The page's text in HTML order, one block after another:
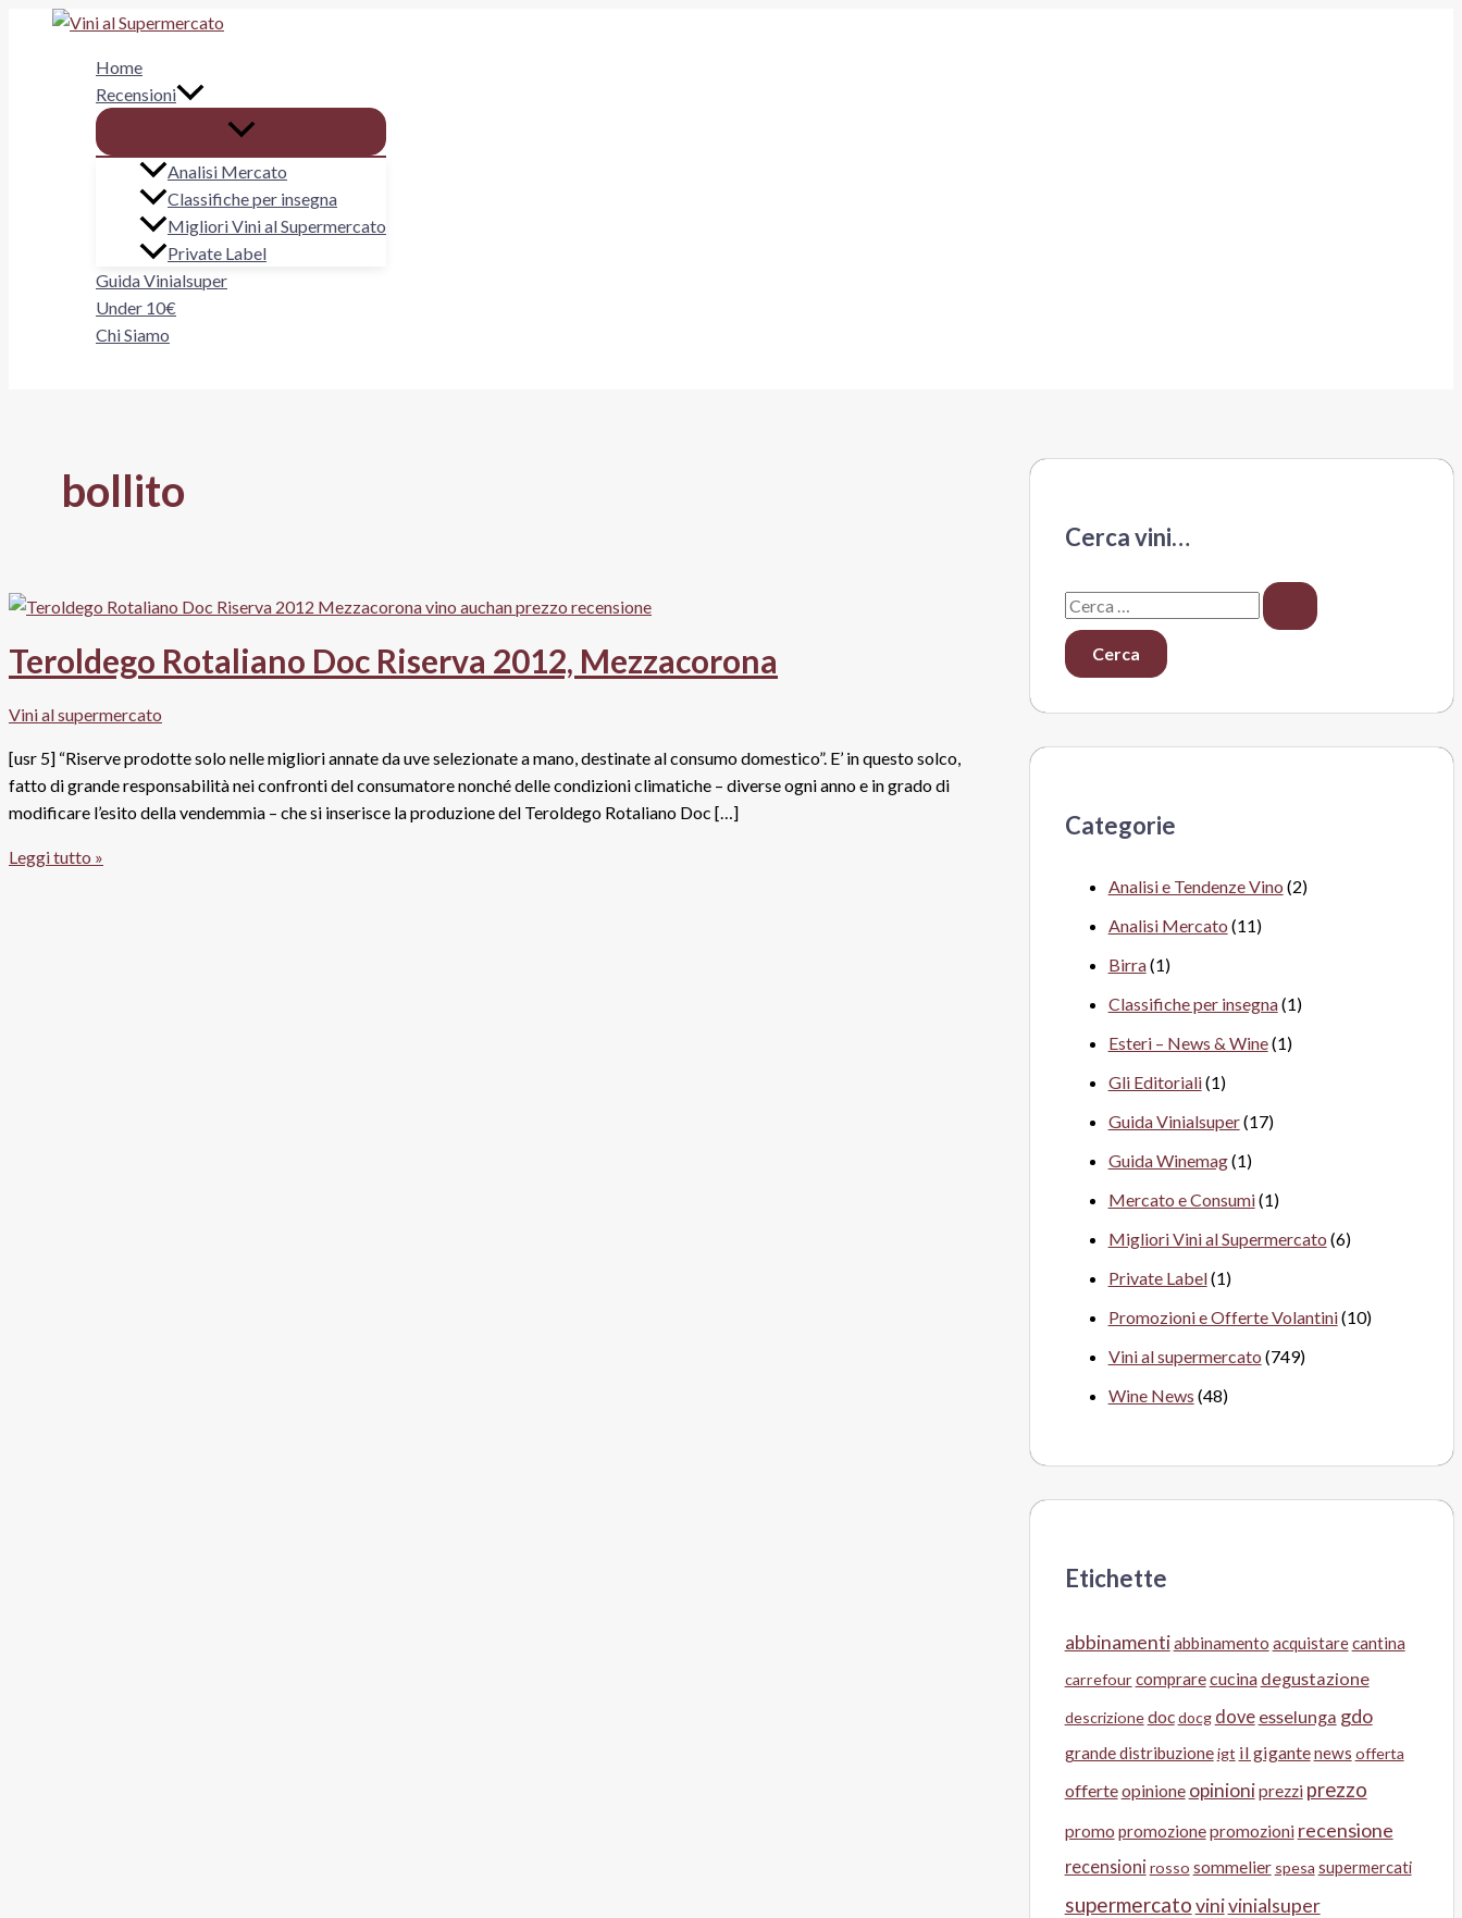
Home
Recensioni
Analisi Mercato
Classifiche per insegna
Migliori Vini al Supermercato
Private Label
Guida Vinialsuper
Under 10€
Chi Siamo
bollito
Teroldego Rotaliano Doc Riserva 2012, Mezzacorona
Vini al supermercato
[usr 5] “Riserve prodotte solo nelle migliori annate da uve selezionate a mano, destinate al consumo domestico”. E’ in questo solco,
fatto di grande responsabilità nei confronti del consumatore nonché delle condizioni climatiche – diverse ogni anno e in grado di
modificare l’esito della vendemmia – che si inserisce la produzione del Teroldego Rotaliano Doc […]
Teroldego
Leggi tutto »
Cerca vini…
C
e
r
Categorie
Analisi e Tendenze Vino (2)
Analisi Mercato (11)
Birra(1)
Classifiche per insegna(1)
Esteri – News & Wine(1)
Gli Editoriali(1)
Guida Vinialsuper(17)
Guida Winemag(1)
Mercato e Consumi(1)
Migliori Vini al Supermercato (6)
Private Label(1)
Promozioni e Offerte Volantini(10)
Vini al supermercato (749)
Wine News (48)
Etichette
abbinamentiabbinamento acquistarecantina
carrefour comprarecucina degustazione
descrizionedocdocg dove esselunga gdo
grande distribuzioneigt il gigantenews offerta
offerteopinione opinioniprezzi prezzo
promo promozionepromozioni recensione
recensioni rosso sommelier spesa supermercati
supermercatovinivinialsuper